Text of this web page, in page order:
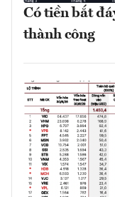
Có tiền bắt
thành công